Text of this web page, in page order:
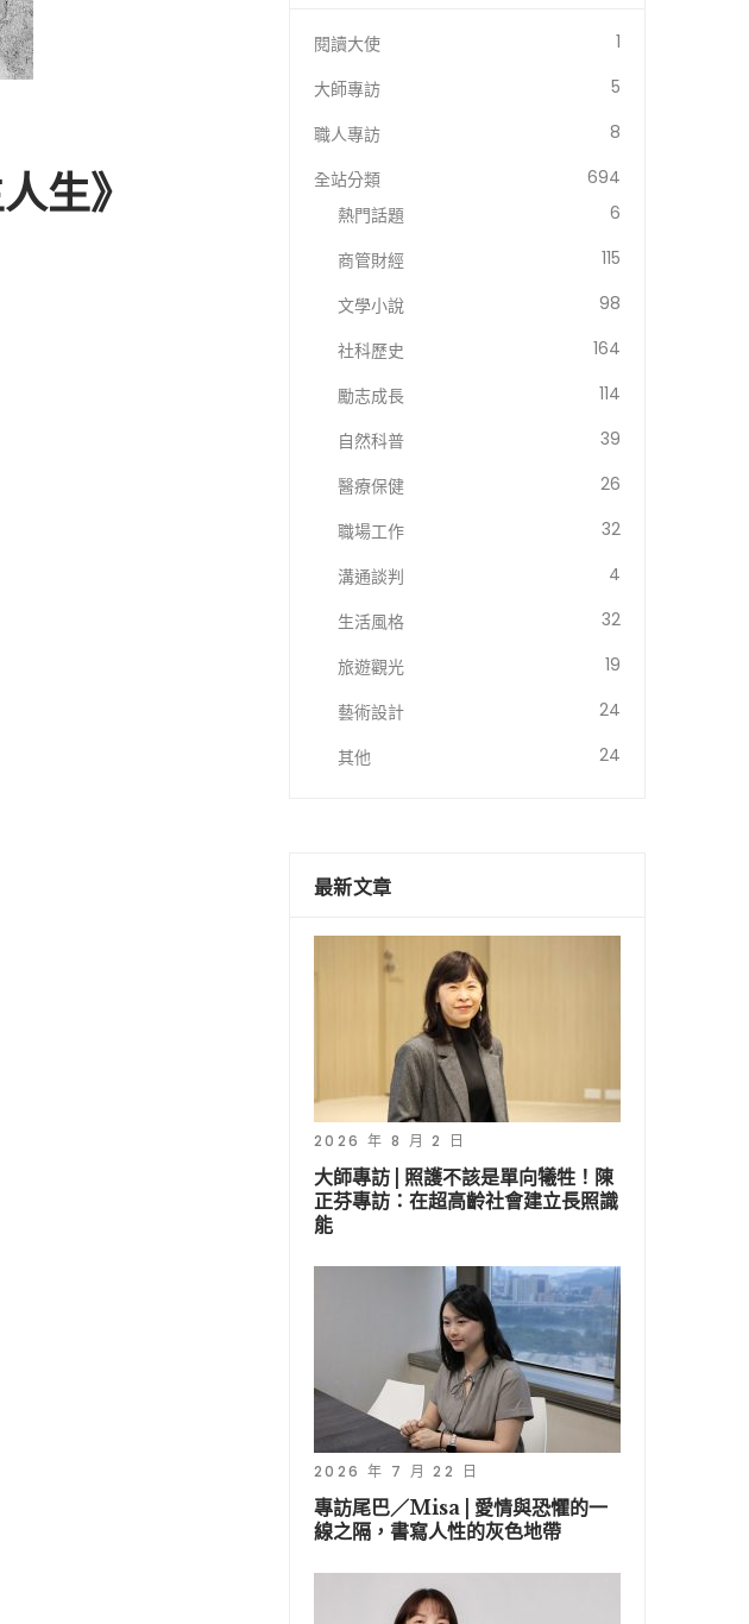
生》
閱讀大使
1
大師專訪
5
職人專訪
8
全站分類
694
熱門話題
6
商管財經
115
文學小說
98
社科歷史
164
勵志成長
114
自然科普
39
醫療保健
26
職場工作
32
溝通談判
4
生活風格
32
旅遊觀光
19
藝術設計
24
其他
24
最新文章
2026 年 8 月 2 日
大師專訪 | 照護不該是單向犧牲！陳
正芬專訪：在超高齡社會建立長照識
能
2026 年 7 月 22 日
專訪尾巴／Misa | 愛情與恐懼的一
線之隔，書寫人性的灰色地帶